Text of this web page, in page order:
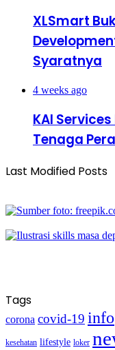
XLSmart
Syaratnya
4 weeks ago
KAI
Tenaga
Last Modified Posts
Tags
corona covid-19 info
kesehatan lifestyle loker